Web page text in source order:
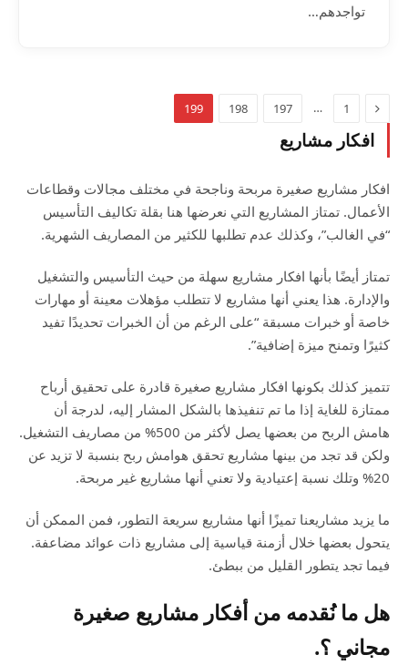
تواجدهم…
السابق
1
…
197
198
199
افكار مشاريع
افكار مشاريع صغيرة مربحة وناجحة في مختلف مجالات وقطاعات
الأعمال. تمتاز المشاريع التي نعرضها هنا بقلة تكاليف التأسيس
“في الغالب”، وكذلك عدم تطلبها للكثير من المصاريف الشهرية.
تمتاز أيضًا بأنها افكار مشاريع سهلة من حيث التأسيس والتشغيل
والإدارة. هذا يعني أنها مشاريع لا تتطلب مؤهلات معينة أو مهارات
خاصة أو خبرات مسبقة “على الرغم من أن الخبرات تحديدًا تفيد
كثيرًا وتمنح ميزة إضافية”.
تتميز كذلك بكونها افكار مشاريع صغيرة قادرة على تحقيق أرباح
ممتازة للغاية إذا ما تم تنفيذها بالشكل المشار إليه، لدرجة أن
هامش الربح من بعضها يصل لأكثر من 500% من مصاريف التشغيل.
ولكن قد تجد من بينها مشاريع تحقق هوامش ربح بنسبة لا تزيد عن
20% وتلك نسبة إعتيادية ولا تعني أنها مشاريع غير مربحة.
ما يزيد مشاريعنا تميزًا أنها مشاريع سريعة التطور، فمن الممكن أن
يتحول بعضها خلال أزمنة قياسية إلى مشاريع ذات عوائد مضاعفة.
فيما تجد يتطور القليل من ببطئ.
هل ما نُقدمه من أفكار مشاريع صغيرة
مجاني ؟.